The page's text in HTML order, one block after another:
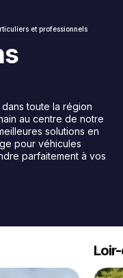
et professionnels
toute la région
au centre de notre
solutions en
pour véhicules
parfaitement à vos